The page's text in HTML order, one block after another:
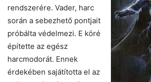
rendszerére. Vader, harc
során a sebezhető pontjait
próbálta védelmezi. E köré
építette az egész
harcmodorát. Ennek
érdekében sajátította el az